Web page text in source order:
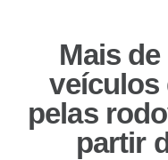
Mais
veículos
pelas
partir